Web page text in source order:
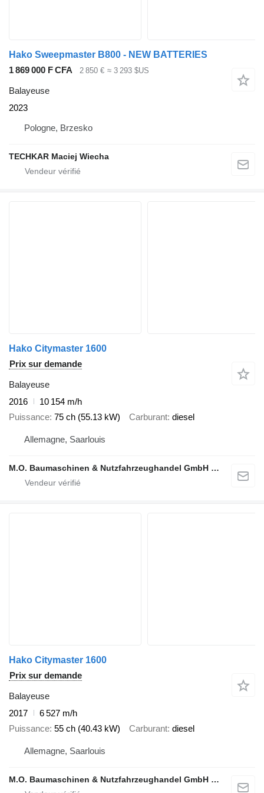
Hako Sweepmaster B800 - NEW BATTERIES
1 869 000 F CFA
2 850 € ≈ 3 293 $US
Balayeuse
2023
Pologne, Brzesko
TECHKAR Maciej Wiecha
Hako Citymaster 1600
Prix sur demande
Balayeuse
2016
10 154 m/h
Puissance 75 ch (55.13 kW) Carburant diesel
Allemagne, Saarlouis
M.O. Baumaschinen & Nutzfahrzeughandel GmbH & CO.
Hako Citymaster 1600
Prix sur demande
Balayeuse
2017
6 527 m/h
Puissance 55 ch (40.43 kW) Carburant diesel
Allemagne, Saarlouis
M.O. Baumaschinen & Nutzfahrzeughandel GmbH & CO.